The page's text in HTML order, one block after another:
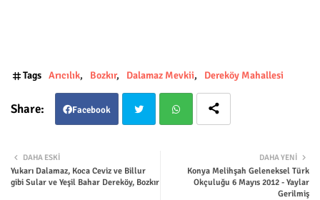
Tags Arıcılık Bozkır Dalamaz Mevkii Dereköy Mahallesi
Facebook
ter
DAHA YENI
Konya Melihşah Geleneksel Türk
Okçuluğu 6 Mayıs 2012 - Yaylar
Gerilmiş
DAHA ESKI
Yukarı Dalamaz, Koca Ceviz ve Billur
gibi Sular ve Yeşil Bahar Dereköy, Bozkır